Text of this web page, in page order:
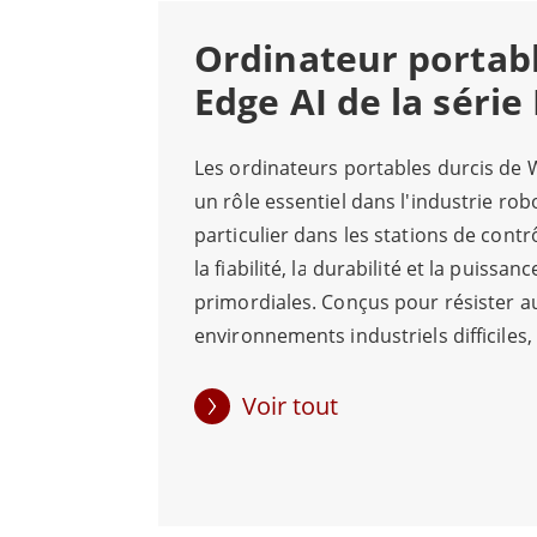
solutions robustes pour les
équipés de puissants GPU et de
En combinant Edge AI et la mobilité
dans les industries qui dépendent de la
potentiel de l'IA à la périphérie, en
Ordinateur
Edge AI de la série
Les ordinateurs portables durcis de
un rôle essentiel dans l'industrie
particulier dans les stations de
la fiabilité, la durabilité et la
primordiales. Conçus pour résister
environnements industriels
stations de contrôle robotique qui
capacités informatiques robustes
L'intégration de GPU avancés de
Voir tout